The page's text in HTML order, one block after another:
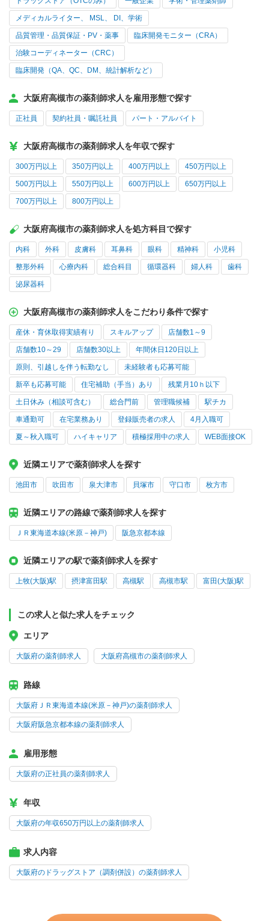
メディカルライター、 MSL、 DI、学術
品質管理・品質保証・PV・薬事 臨床開発モニター（CRA）
治験コーディネーター（CRC）
臨床開発（QA、QC、DM、統計解析など）
大阪府高槻市の薬剤師求人を雇用形態で探す
正社員 契約社員・嘱託社員 パート・アルバイト
大阪府高槻市の薬剤師求人を年収で探す
300万円以上 350万円以上 400万円以上 450万円以上
500万円以上 550万円以上 600万円以上 650万円以上
700万円以上 800万円以上
大阪府高槻市の薬剤師求人を処方科目で探す
内科 外科 皮膚科 耳鼻科 眼科 精神科 小児科
整形外科 心療内科 総合科目 循環器科 婦人科 歯科
泌尿器科
大阪府高槻市の薬剤師求人をこだわり条件で探す
産休・育休取得実績有り スキルアップ 店舗数1～9
店舗数10～29 店舗数30以上 年間休日120日以上
原則、引越しを伴う転勤なし 未経験者も応募可能
新卒も応募可能 住宅補助（手当）あり 残業月10ｈ以下
土日休み（相談可含む） 総合門前 管理職候補 駅チカ
車通勤可 在宅業務あり 登録販売者の求人 4月入職可
夏～秋入職可 ハイキャリア 積極採用中の求人 WEB面接OK
近隣エリアで薬剤師求人を探す
池田市 吹田市 泉大津市 貝塚市 守口市 枚方市
近隣エリアの路線で薬剤師求人を探す
ＪＲ東海道本線(米原－神戸) 阪急京都本線
近隣エリアの駅で薬剤師求人を探す
上牧(大阪)駅 摂津富田駅 高槻駅 高槻市駅 富田(大阪)駅
この求人と似た求人をチェック
エリア
大阪府の薬剤師求人 大阪府高槻市の薬剤師求人
路線
大阪府ＪＲ東海道本線(米原－神戸)の薬剤師求人
大阪府阪急京都本線の薬剤師求人
雇用形態
大阪府の正社員の薬剤師求人
年収
大阪府の年収650万円以上の薬剤師求人
求人内容
大阪府のドラッグストア（調剤併設）の薬剤師求人